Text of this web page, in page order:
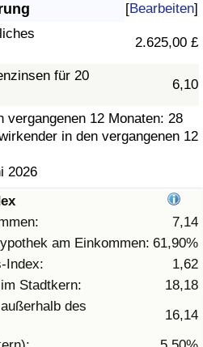
[Bearbeiten]
2.625,00 £
für 20
6,10
vergangenen 12 Monaten: 28
in den vergangenen 12
2026
7,14
am Einkommen: 61,90%
Index:
1,62
Stadtkern:
18,18
des
16,14
Index (aktuell)
Index
Index nach Land
(aktuell)
nach Land